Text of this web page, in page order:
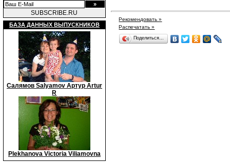
SUBSCRIBE.RU
БАЗА ДАННЫХ ВЫПУСКНИКОВ
Салямов Salyamov Артур Artur
R
Plekhanova Victoria Viliamovna
Рекомендовать »
Распечатать »
Поделиться…